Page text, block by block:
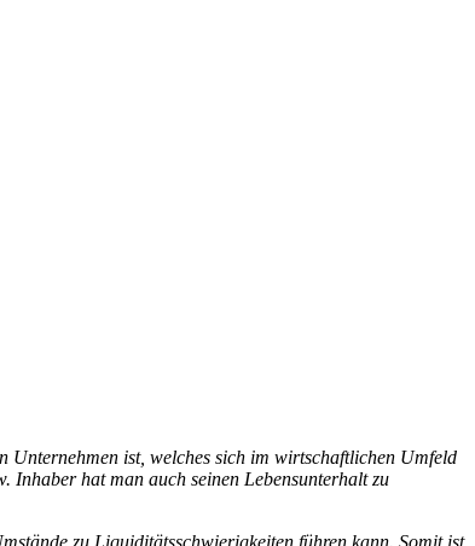
Unter­nehmen ist, welches sich im wirt­schaft­li­chen Umfeld
Inhaber hat man auch seinen Lebens­un­ter­halt zu
zu Liqui­di­täts­schwie­rig­keiten führen kann. Somit ist